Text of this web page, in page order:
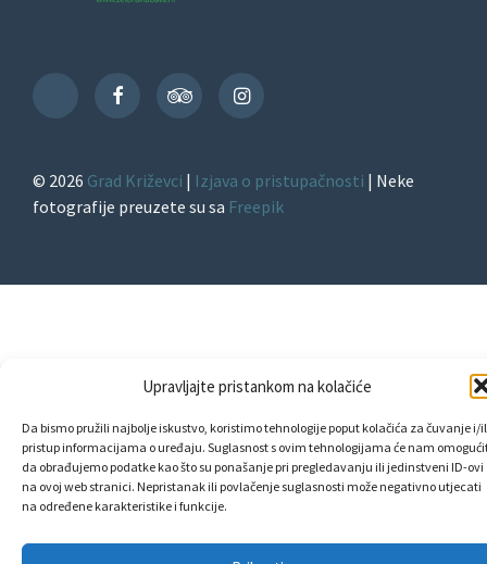
Upravljajte pristankom na kolačiće
Da bismo pružili najbolje iskustvo, koristimo tehnologije poput kolačića za čuvanje i/
pristup informacijama o uređaju. Suglasnost s ovim tehnologijama će nam
da obrađujemo podatke kao što su ponašanje pri pregledavanju ili jedinstveni ID-ovi
na ovoj web stranici. Nepristanak ili povlačenje suglasnosti može negativno utjecati
na određene karakteristike i funkcije.
TikTok
FacebookTripAdvisorInstagram
© 2026 Grad Križevci | Izjava o pristupačnosti | Neke
fotografije preuzete su sa Freepik